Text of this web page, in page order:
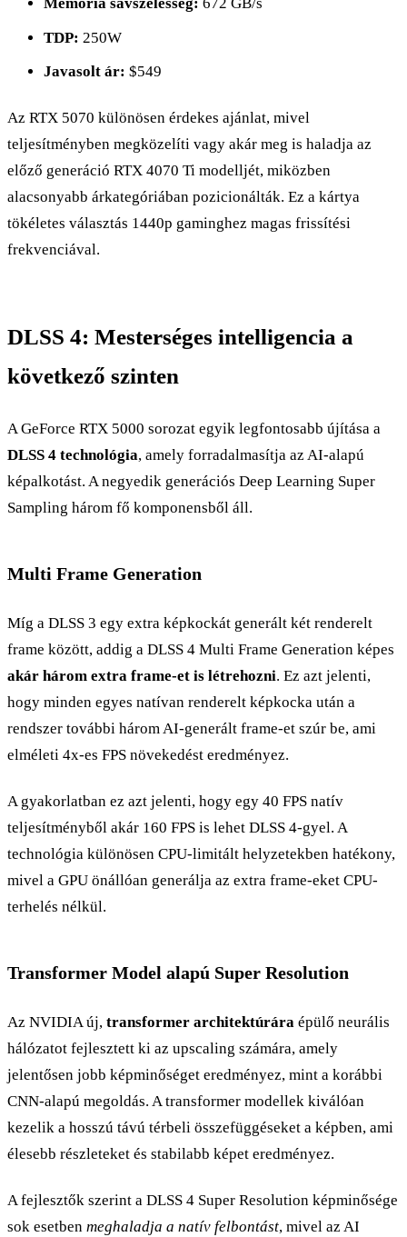
TDP: 250W
Javasolt ár: $549
Az RTX 5070 különösen érdekes ajánlat, mivel
teljesítményben megközelíti vagy akár meg is haladja az
előző generáció RTX 4070 Ti modelljét, miközben
alacsonyabb árkategóriában pozicionálták. Ez a kártya
tökéletes választás 1440p gaminghez magas frissítési
frekvenciával.
DLSS 4: Mesterséges intelligencia a
következő szinten
A GeForce RTX 5000 sorozat egyik legfontosabb újítása a
DLSS 4 technológia, amely forradalmasítja az AI-alapú
képalkotást. A negyedik generációs Deep Learning Super
Sampling három fő komponensből áll.
Multi Frame Generation
Míg a DLSS 3 egy extra képkockát generált két renderelt
frame között, addig a DLSS 4 Multi Frame Generation képes
akár három extra frame-et is létrehozni. Ez azt jelenti,
hogy minden egyes natívan renderelt képkocka után a
rendszer további három AI-generált frame-et szúr be, ami
elméleti 4x-es FPS növekedést eredményez.
A gyakorlatban ez azt jelenti, hogy egy 40 FPS natív
teljesítményből akár 160 FPS is lehet DLSS 4-gyel. A
technológia különösen CPU-limitált helyzetekben hatékony,
mivel a GPU önállóan generálja az extra frame-eket CPU-
terhelés nélkül.
Transformer Model alapú Super Resolution
Az NVIDIA új, transformer architektúrára épülő neurális
hálózatot fejlesztett ki az upscaling számára, amely
jelentősen jobb képminőséget eredményez, mint a korábbi
CNN-alapú megoldás. A transformer modellek kiválóan
kezelik a hosszú távú térbeli összefüggéseket a képben, ami
élesebb részleteket és stabilabb képet eredményez.
A fejlesztők szerint a DLSS 4 Super Resolution képminősége
sok esetben meghaladja a natív felbontást, mivel az AI